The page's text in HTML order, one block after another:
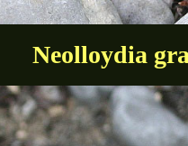
Neolloydia